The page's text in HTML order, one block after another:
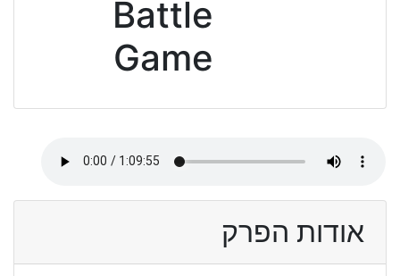
Battle
Game
אודות הפרק